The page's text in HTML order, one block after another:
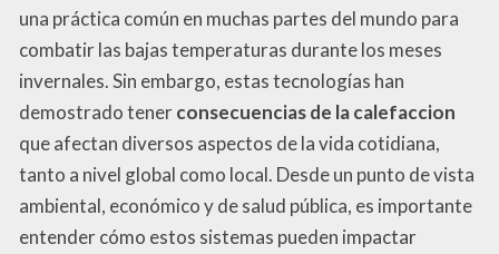
una práctica común en muchas partes del mundo para
combatir las bajas temperaturas durante los meses
invernales. Sin embargo, estas tecnologías han
demostrado tenerconsecuencias de la calefaccion
que afectan diversos aspectos de la vida cotidiana,
tanto a nivel global como local. Desde un punto de vista
ambiental, económico y de salud pública, es importante
entender cómo estos sistemas pueden impactar